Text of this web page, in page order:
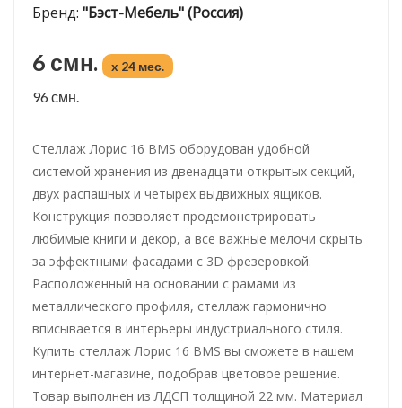
Бренд: "Бэст-Мебель" (Россия)
6 смн. x 24 мес.
96 смн.
Стеллаж Лорис 16 BMS оборудован удобной
системой хранения из двенадцати открытых секций,
двух распашных и четырех выдвижных ящиков.
Конструкция позволяет продемонстрировать
любимые книги и декор, а все важные мелочи скрыть
за эффектными фасадами с 3D фрезеровкой.
Расположенный на основании с рамами из
металлического профиля, стеллаж гармонично
вписывается в интерьеры индустриального стиля.
Купить стеллаж Лорис 16 BMS вы сможете в нашем
интернет-магазине, подобрав цветовое решение.
Товар выполнен из ЛДСП толщиной 22 мм. Материал